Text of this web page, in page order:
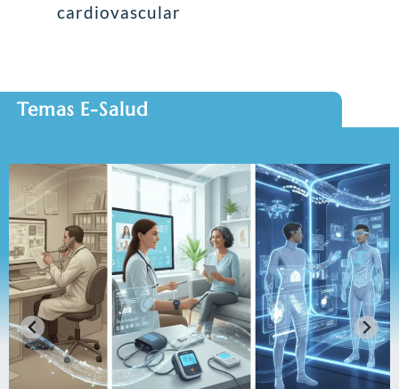
cardiovascular
Temas E-Salud